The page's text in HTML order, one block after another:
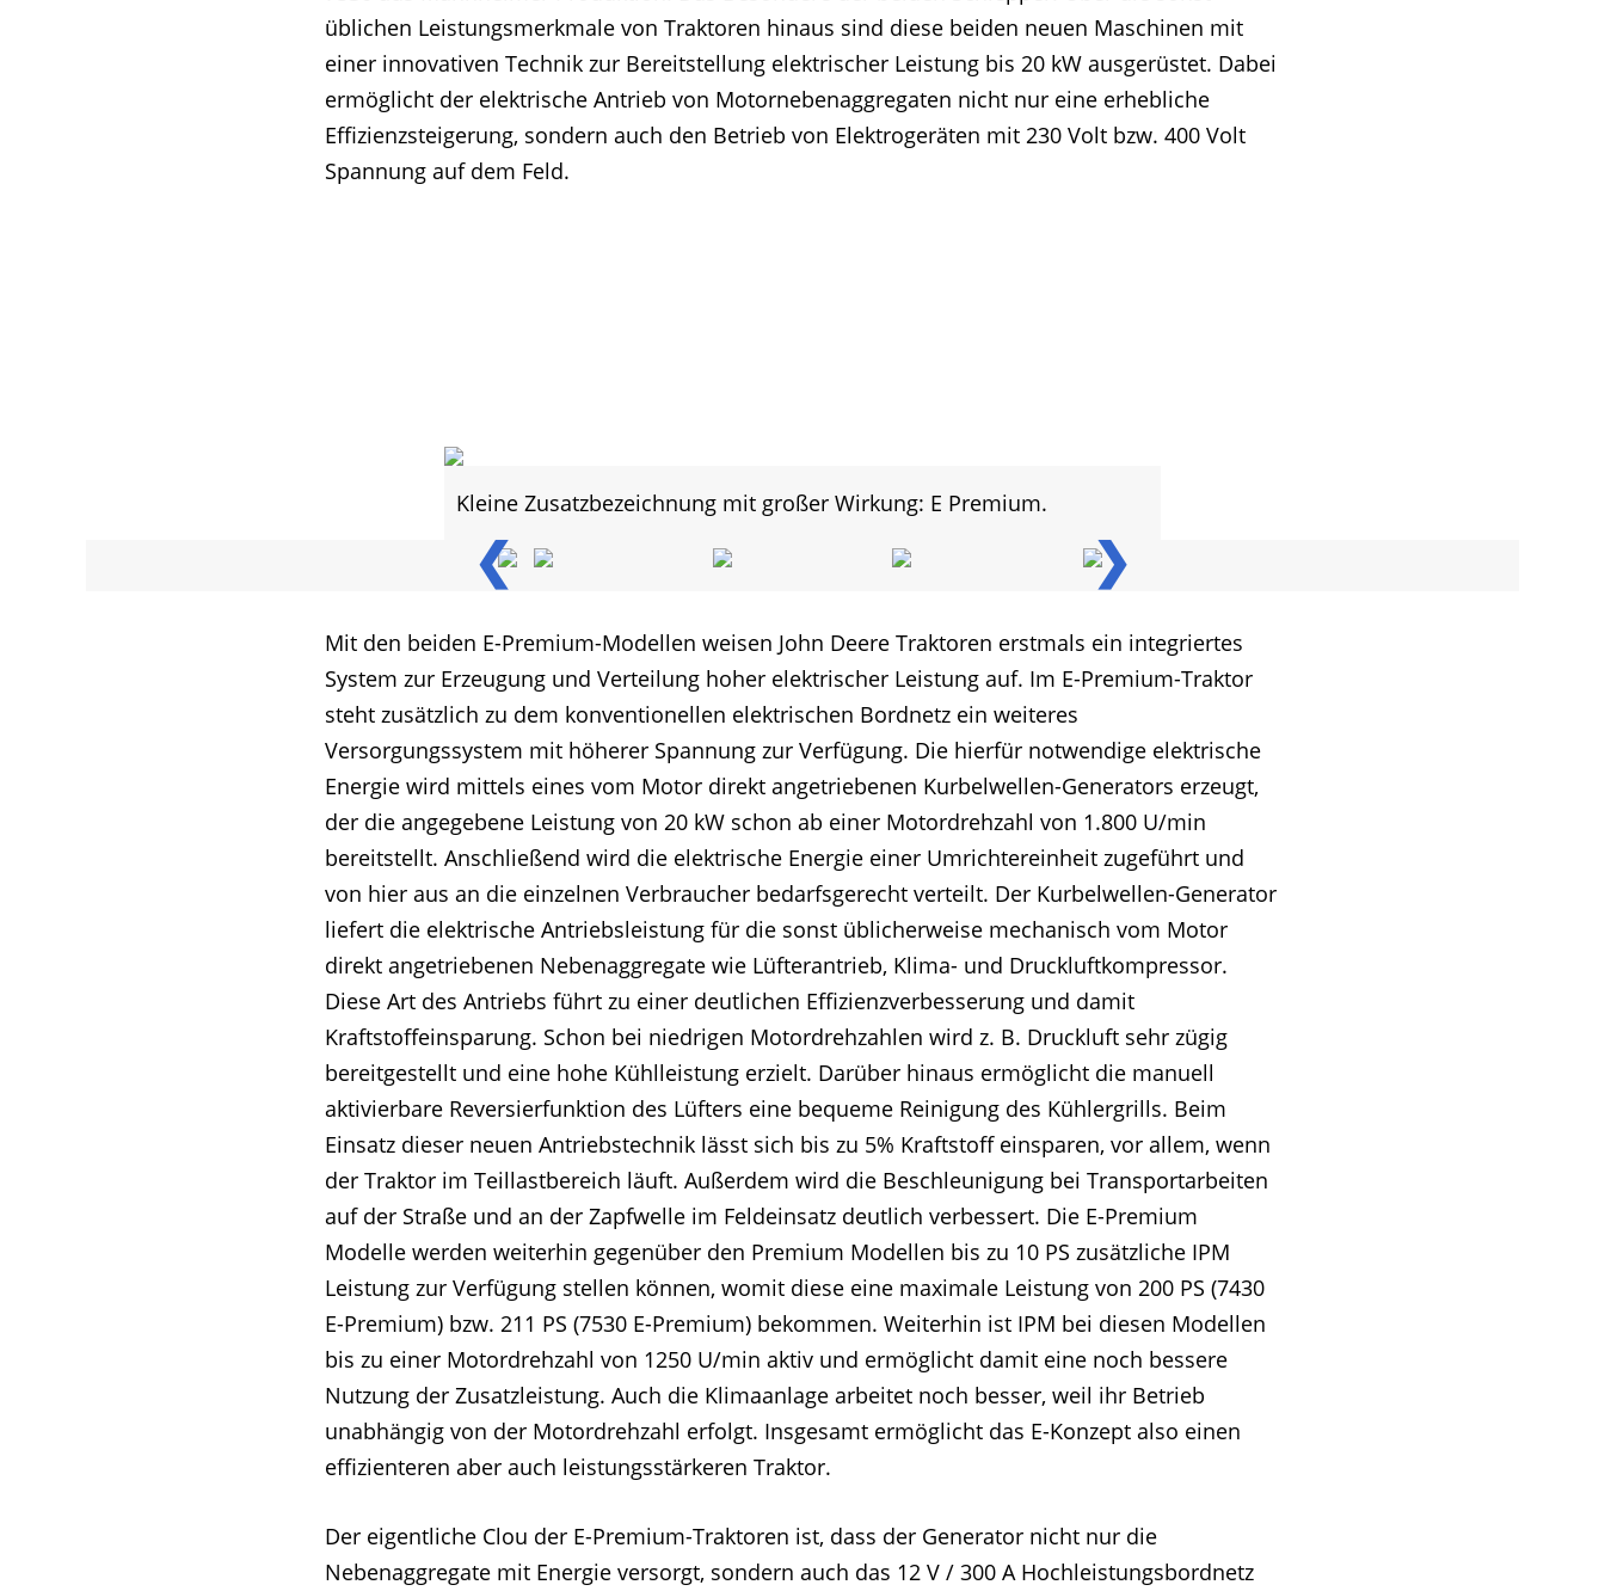
üblichen Leistungsmerkmale von Traktoren hinaus sind diese beiden neuen Maschinen mit
einer innovativen Technik zur Bereitstellung elektrischer Leistung bis 20 kW ausgerüstet. Dabei
ermöglicht der elektrische Antrieb von Motornebenaggregaten nicht nur eine erhebliche
Effizienzsteigerung, sondern auch den Betrieb von Elektrogeräten mit 230 Volt bzw. 400 Volt
Spannung auf dem Feld.
❮ ❯
Kleine Zusatzbezeichnung mit großer Wirkung: E Premium.
Mit den beiden E-Premium-Modellen weisen John Deere Traktoren erstmals ein integriertes
System zur Erzeugung und Verteilung hoher elektrischer Leistung auf. Im E-Premium-Traktor
steht zusätzlich zu dem konventionellen elektrischen Bordnetz ein weiteres
Versorgungssystem mit höherer Spannung zur Verfügung. Die hierfür notwendige elektrische
Energie wird mittels eines vom Motor direkt angetriebenen Kurbelwellen-Generators erzeugt,
der die angegebene Leistung von 20 kW schon ab einer Motordrehzahl von 1.800 U/min
bereitstellt. Anschließend wird die elektrische Energie einer Umrichtereinheit zugeführt und
von hier aus an die einzelnen Verbraucher bedarfsgerecht verteilt. Der Kurbelwellen-Generator
liefert die elektrische Antriebsleistung für die sonst üblicherweise mechanisch vom Motor
direkt angetriebenen Nebenaggregate wie Lüfterantrieb, Klima- und Druckluftkompressor.
Diese Art des Antriebs führt zu einer deutlichen Effizienzverbesserung und damit
Kraftstoffeinsparung. Schon bei niedrigen Motordrehzahlen wird z. B. Druckluft sehr zügig
bereitgestellt und eine hohe Kühlleistung erzielt. Darüber hinaus ermöglicht die manuell
aktivierbare Reversierfunktion des Lüfters eine bequeme Reinigung des Kühlergrills. Beim
Einsatz dieser neuen Antriebstechnik lässt sich bis zu 5% Kraftstoff einsparen, vor allem, wenn
der Traktor im Teillastbereich läuft. Außerdem wird die Beschleunigung bei Transportarbeiten
auf der Straße und an der Zapfwelle im Feldeinsatz deutlich verbessert. Die E-Premium
Modelle werden weiterhin gegenüber den Premium Modellen bis zu 10 PS zusätzliche IPM
Leistung zur Verfügung stellen können, womit diese eine maximale Leistung von 200 PS (7430
E-Premium) bzw. 211 PS (7530 E-Premium) bekommen. Weiterhin ist IPM bei diesen Modellen
bis zu einer Motordrehzahl von 1250 U/min aktiv und ermöglicht damit eine noch bessere
Nutzung der Zusatzleistung. Auch die Klimaanlage arbeitet noch besser, weil ihr Betrieb
unabhängig von der Motordrehzahl erfolgt. Insgesamt ermöglicht das E-Konzept also einen
effizienteren aber auch leistungsstärkeren Traktor.
Der eigentliche Clou der E-Premium-Traktoren ist, dass der Generator nicht nur die
Nebenaggregate mit Energie versorgt, sondern auch das 12 V / 300 A Hochleistungsbordnetz